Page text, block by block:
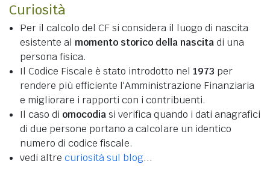
Curiosità
Per il calcolo del CF si considera il luogo di nascita
esistente al momento storico della nascitadi una
persona fisica.
Il Codice Fiscale è stato introdotto nel 1973 per
rendere più efficiente l'Amministrazione Finanziaria
e migliorare i rapporti con i contribuenti.
Il caso di omocodiasi verifica quando i dati anagrafici
di due persone portano a calcolare un identico
numero di codice fiscale.
vedi altre curiosità sul blog...